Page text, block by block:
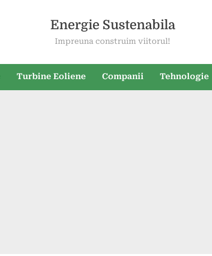
Energie Sustenabila
Impreuna construim viitorul!
Turbine Eoliene Companii Tehnologie